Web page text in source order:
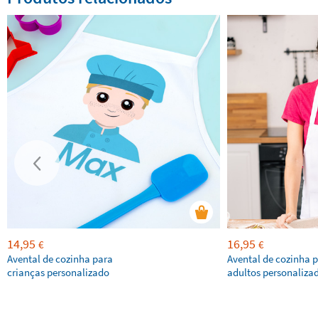
14,95 €
Avental de cozinha para
crianças personalizado
16,95 €
Avental de cozinha
adultos